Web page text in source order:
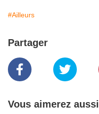
#Ailleurs
Partager
Vous aimerez aussi